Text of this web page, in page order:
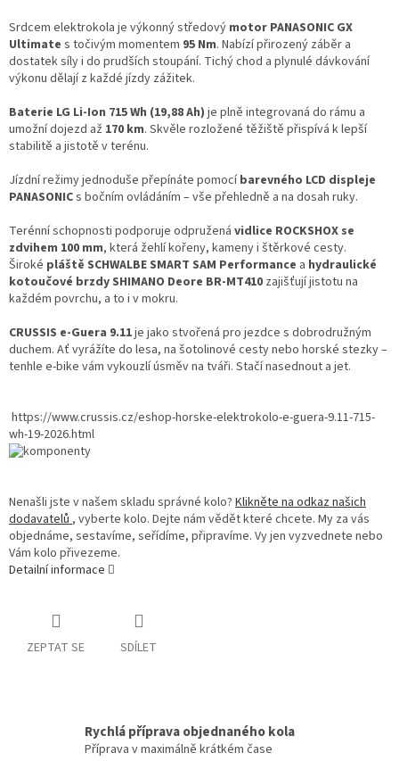
Srdcem elektrokola je výkonný středový motor PANASONIC GX
Ultimate s točivým momentem 95 Nm. Nabízí přirozený záběr a
dostatek síly i do prudších stoupání. Tichý chod a plynulé dávkování
výkonu dělají z každé jízdy zážitek.
Baterie LG Li-Ion 715 Wh (19,88 Ah) je plně integrovaná do rámu a
umožní dojezd až 170 km. Skvěle rozložené těžiště přispívá k lepší
stabilitě a jistotě v terénu.
Jízdní režimy jednoduše přepínáte pomocí barevného LCD displeje
PANASONICs bočním ovládáním – vše přehledně a na dosah ruky.
Terénní schopnosti podporuje odpružená vidlice ROCKSHOX se
zdvihem 100 mm, která žehlí kořeny, kameny i štěrkové cesty.
Široké pláště SCHWALBE SMART SAM Performance a hydraulické
kotoučové brzdy SHIMANO Deore BR-MT410 zajišťují jistotu na
každém povrchu, a to i v mokru.
CRUSSIS e-Guera 9.11je jako stvořená pro jezdce s dobrodružným
duchem. Ať vyrážíte do lesa, na šotolinové cesty nebo horské stezky –
tenhle e-bike vám vykouzlí úsměv na tváři. Stačí nasednout a jet.
https://www.crussis.cz/eshop-horske-elektrokolo-e-guera-9.11-715-
wh-19-2026.html
Nenašli jste v našem skladu správné kolo? Klikněte na odkaz našich
dodavatelů , vyberte kolo. Dejte nám vědět které chcete. My za vás
objednáme, sestavíme, seřídíme, připravíme. Vy jen vyzvednete nebo
Vám kolo přivezeme.
Detailní informace
ZEPTAT SE SDÍLET
Rychlá příprava objednaného kola
Příprava v maximálně krátkém čase